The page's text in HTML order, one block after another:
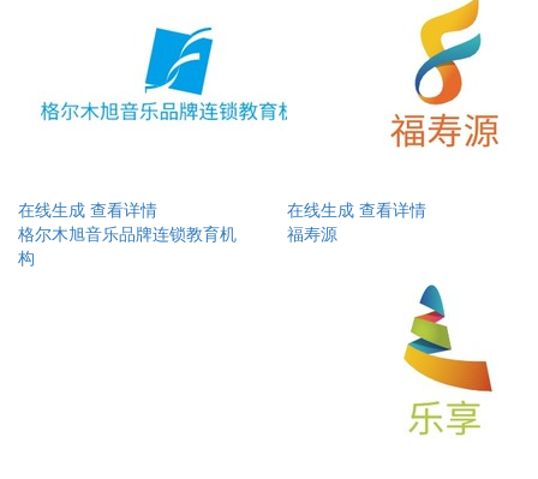
在线生成 查看详情
格尔木旭音乐品牌连锁教育机
构
在线生成 查看详情
福寿源